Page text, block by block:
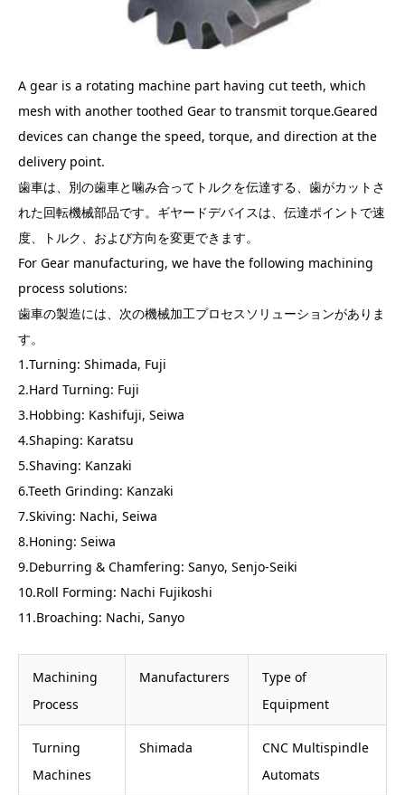
A gear is a rotating machine part having cut teeth, which
mesh with another toothed Gear to transmit torque.Geared
devices can change the speed, torque, and direction at the
delivery point.
歯車は、別の歯車と噛み合ってトルクを伝達する、歯がカットさ
れた回転機械部品です。ギヤードデバイスは、伝達ポイントで速
度、トルク、および方向を変更できます。
For Gear manufacturing, we have the following machining
process solutions:
歯車の製造には、次の機械加工プロセスソリューションがありま
す。
1.Turning: Shimada, Fuji
2.Hard Turning: Fuji
3.Hobbing: Kashifuji, Seiwa
4.Shaping: Karatsu
5.Shaving: Kanzaki
6.Teeth Grinding: Kanzaki
7.Skiving: Nachi, Seiwa
8.Honing: Seiwa
9.Deburring & Chamfering: Sanyo, Senjo-Seiki
10.Roll Forming: Nachi Fujikoshi
11.Broaching: Nachi, Sanyo
Machining
Process
Manufacturers
Type of
Equipment
Turning
Machines
Shimada
CNC Multispindle
Automats